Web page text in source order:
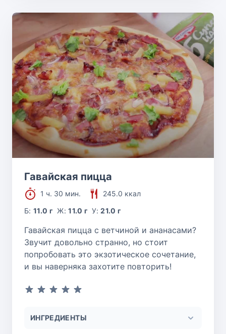
Гавайская пицца
1 ч. 30 мин.
245.0 ккал
Б:11.0 г Ж:11.0 г У:21.0 г
Гавайская пицца с ветчиной и ананасами?
Звучит довольно странно, но стоит
попробовать это экзотическое сочетание,
и вы наверняка захотите повторить!
ИНГРЕДИЕНТЫ